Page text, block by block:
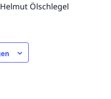
Ölschlegel